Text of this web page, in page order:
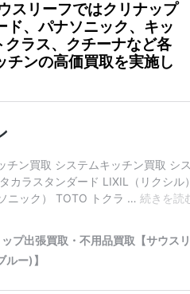
スリーフではクリナップ
ド、パナソニック、キッ
ラス、クチーナなど各
チンの高価買取を実施し